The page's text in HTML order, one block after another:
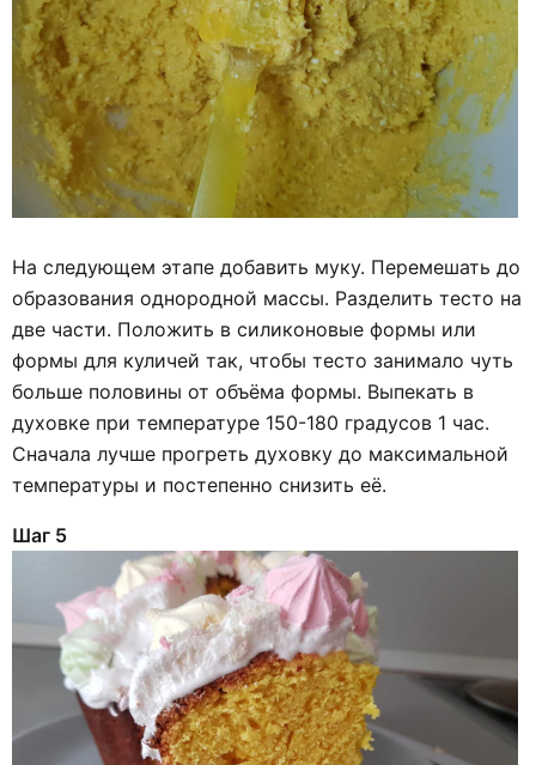
На следующем этапе добавить муку. Перемешать до
образования однородной массы. Разделить тесто на
две части. Положить в силиконовые формы или
формы для куличей так, чтобы тесто занимало чуть
больше половины от объёма формы. Выпекать в
духовке при температуре 150-180 градусов 1 час.
Сначала лучше прогреть духовку до максимальной
температуры и постепенно снизить её.
Шаг 5